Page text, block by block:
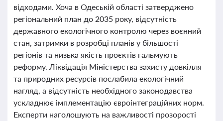
відходами. Хоча в Одеській області затверджено
регіональний план до 2035 року, відсутність
державного екологічного контролю через воєнний
стан, затримки в розробці планів у більшості
регіонів та низька якість проєктів гальмують
реформу. Ліквідація Міністерства захисту довкілля
та природних ресурсів послабила екологічний
нагляд, а відсутність необхідного законодавства
ускладнює імплементацію євроінтеграційних норм.
Експерти наголошують на важливості прозорості